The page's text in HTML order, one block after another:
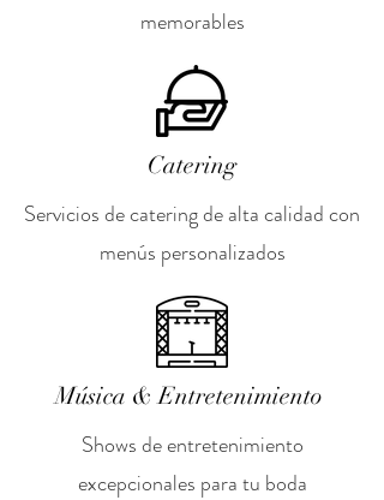
memorables
Catering
Servicios de catering de alta calidad con
menús personalizados
Música & Entretenimiento
Shows de entretenimiento
excepcionales para tu boda